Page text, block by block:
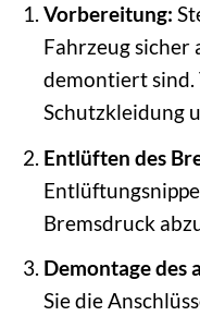
Vorbereitung:
Fahrzeug sicher
demontiert sind.
Schutzkleidung
Entlüften des
Bremsdruck
Demontage des
Sie die